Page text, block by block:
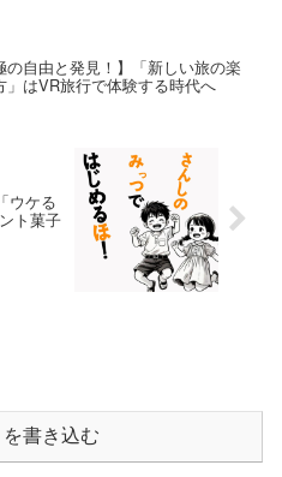
の自由と発見！】「新しい旅の楽
」はVR旅行で体験する時代へ
ウケる
ト菓子
書き込む